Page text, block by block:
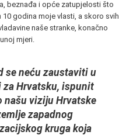
beznađa i opće zatupjelosti što
10 godina moje vlasti, a skoro svih
naše stranke, konačno
mjeri.
se neću zaustaviti u
za Hrvatsku, ispunit
našu viziju Hrvatske
zapadnog
kruga koja